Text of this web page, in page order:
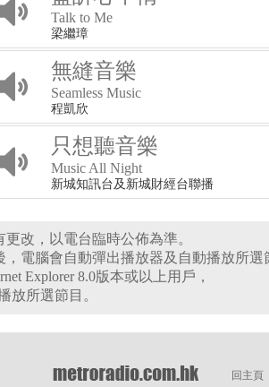
Talk to Me
梁繼璋
無縫音樂
Seamless Music
程凱欣
只想聽音樂
Music All Night
新城知訊台及新城財經台聯播
改，以電台臨時公佈為準。
，電腦會自動彈出播放器及自動播放所選
Explorer 8.0版本或以上用戶，
放所選節目。
回主頁